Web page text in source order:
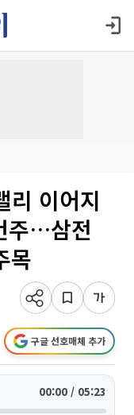
리 이어지
주…삼전
목
구글 선호매체 추가
00:00 / 05:23